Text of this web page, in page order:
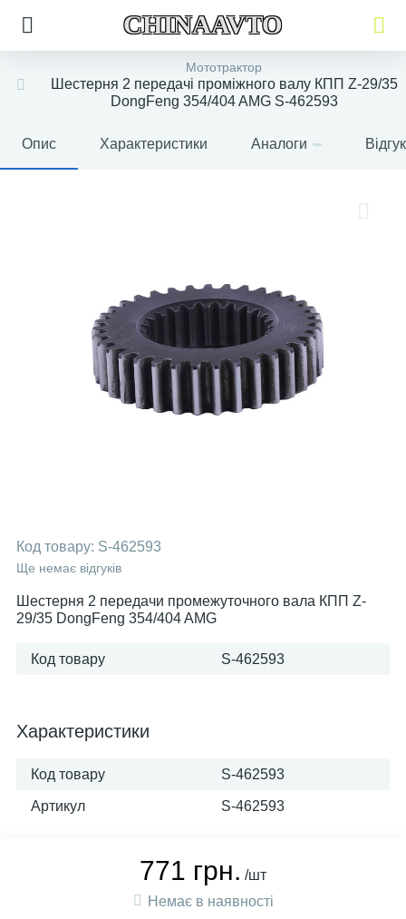
CHINAAVTO
Мототрактор
Шестерня 2 передачі проміжного валу КПП Z-29/35
DongFeng 354/404 AMG S-462593
Опис Характеристики Аналоги
Код товару: S-462593
Ще немає відгуків
Шестерня 2 передачи промежуточного вала КПП Z-
29/35 DongFeng 354/404 AMG
Код товару S-462593
Характеристики
Код товару S-462593
Артикул S-462593
771 грн. /шт
Немає в наявності